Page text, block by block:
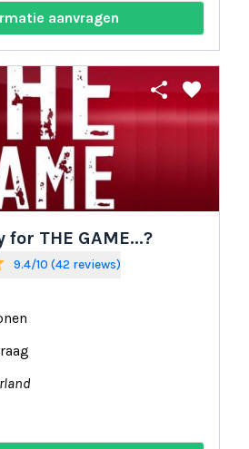
aanvragen
share favorite
THE GAME...?
9.4/10 (42 reviews)